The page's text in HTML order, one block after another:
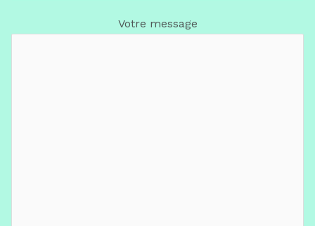
Votre message